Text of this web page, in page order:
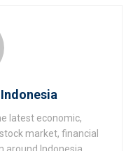
latest economic,
market, financial
Indonesia.